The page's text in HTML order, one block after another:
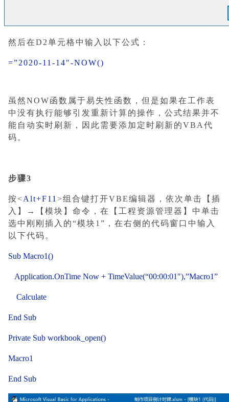
然后在D2单元格中输入以下公式：
=”2020-11-14″-NOW()
虽然NOW函数属于易失性函数，但是如果在工作表
中没有执行能够引发重新计算的操作，公式结果并不
能自动实时刷新，因此需要添加定时刷新的VBA代
码。
步骤3
按<Alt+F11 >组合键打开VBE编辑器，依次单击【插
入】→【模块】命令，在【工程资源管理器】中单击
选中刚刚插入的“模块1”，在右侧的代码窗口中输入
以下代码。
Sub Macro1()
Application.OnTime Now + TimeValue(“00:00:01″),”Macro1”
Calculate
End Sub
Private Sub workbook_open()
Macro1
End Sub